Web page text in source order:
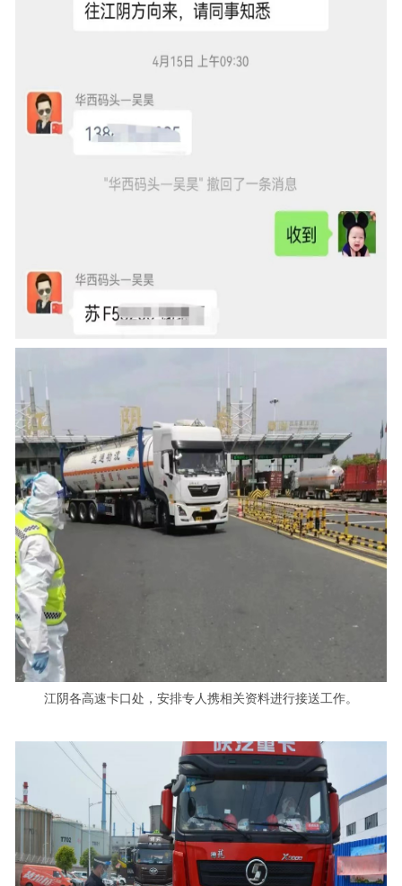
江阴各高速卡口处，安排专人携相关资料进行接送工作。